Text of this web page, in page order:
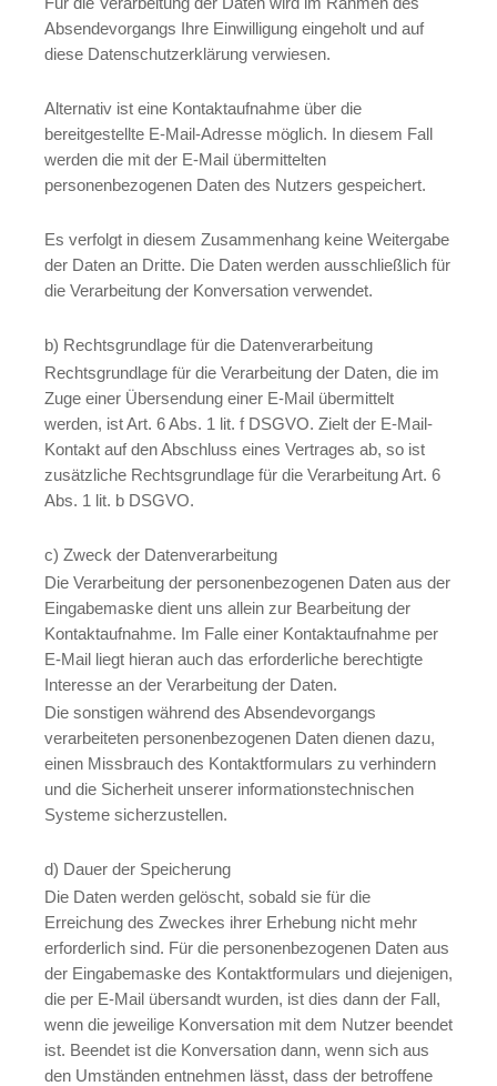
Absendevorgangs Ihre Einwilligung eingeholt und auf
diese Datenschutzerklärung verwiesen.
Alternativ ist eine Kontaktaufnahme über die
bereitgestellte E-Mail-Adresse möglich. In diesem Fall
werden die mit der E-Mail übermittelten
personenbezogenen Daten des Nutzers gespeichert.
Es verfolgt in diesem Zusammenhang keine Weitergabe
der Daten an Dritte. Die Daten werden ausschließlich für
die Verarbeitung der Konversation verwendet.
b) Rechtsgrundlage für die Datenverarbeitung
Rechtsgrundlage für die Verarbeitung der Daten, die im
Zuge einer Übersendung einer E-Mail übermittelt
werden, ist Art. 6 Abs. 1 lit. f DSGVO. Zielt der E-Mail-
Kontakt auf den Abschluss eines Vertrages ab, so ist
zusätzliche Rechtsgrundlage für die Verarbeitung Art. 6
Abs. 1 lit. b DSGVO.
c) Zweck der Datenverarbeitung
Die Verarbeitung der personenbezogenen Daten aus der
Eingabemaske dient uns allein zur Bearbeitung der
Kontaktaufnahme. Im Falle einer Kontaktaufnahme per
E-Mail liegt hieran auch das erforderliche berechtigte
Interesse an der Verarbeitung der Daten.
Die sonstigen während des Absendevorgangs
verarbeiteten personenbezogenen Daten dienen dazu,
einen Missbrauch des Kontaktformulars zu verhindern
und die Sicherheit unserer informationstechnischen
Systeme sicherzustellen.
d) Dauer der Speicherung
Die Daten werden gelöscht, sobald sie für die
Erreichung des Zweckes ihrer Erhebung nicht mehr
erforderlich sind. Für die personenbezogenen Daten aus
der Eingabemaske des Kontaktformulars und diejenigen,
die per E-Mail übersandt wurden, ist dies dann der Fall,
wenn die jeweilige Konversation mit dem Nutzer beendet
ist. Beendet ist die Konversation dann, wenn sich aus
den Umständen entnehmen lässt, dass der betroffene